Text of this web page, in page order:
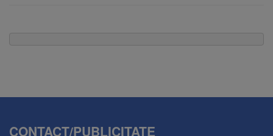
CONTACT/PUBLICITATE